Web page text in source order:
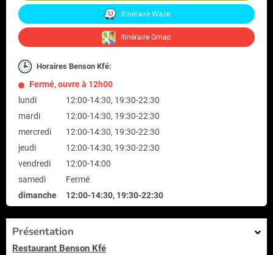
Itinéraire Waze
Itinéraire Gmap
Horaires Benson Kfé:
Fermé, ouvre à 12h00
lundi
12:00-14:30, 19:30-22:30
mardi
12:00-14:30, 19:30-22:30
mercredi
12:00-14:30, 19:30-22:30
jeudi
12:00-14:30, 19:30-22:30
vendredi
12:00-14:00
samedi
Fermé
dimanche
12:00-14:30, 19:30-22:30
Présentation
Restaurant Benson Kfé